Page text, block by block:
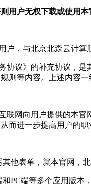
用户无权下载或使用
户，与北京北森云计
协议》的补充协议，
则等内容。上述内容
联网向用户提供的本
而进一步提高用户的
他表单，就本官网，
PC端等多个应用版本